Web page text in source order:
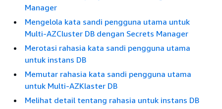
Manager
Mengelola kata sandi pengguna utama untuk
Multi-AZCluster DB dengan Secrets Manager
Merotasi rahasia kata sandi pengguna utama
untuk instans DB
Memutar rahasia kata sandi pengguna utama
untuk Multi-AZKlaster DB
Melihat detail tentang rahasia untuk instans DB